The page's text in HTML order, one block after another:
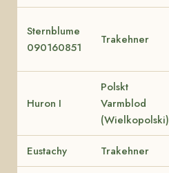
Sternblume
090160851
Trakehner
Huron I
Polskt
Varmblod
(Wielkopolski)
Eustachy Trakehner